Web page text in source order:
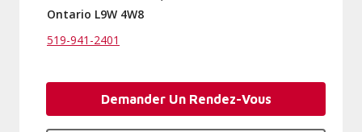
Ontario L9W 4W8
519-941-2401
Demander Un Rendez-Vous